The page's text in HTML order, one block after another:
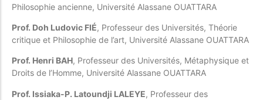
Philosophie ancienne, Université Alassane OUATTARA
Prof. Doh Ludovic FIÉ, Professeur des Universités, Théorie
critique et Philosophie de l’art, Université Alassane OUATTARA
Prof. Henri BAH, Professeur des Universités, Métaphysique et
Droits de l’Homme, Université Alassane OUATTARA
Prof. Issiaka-P. Latoundji LALEYE, Professeur des